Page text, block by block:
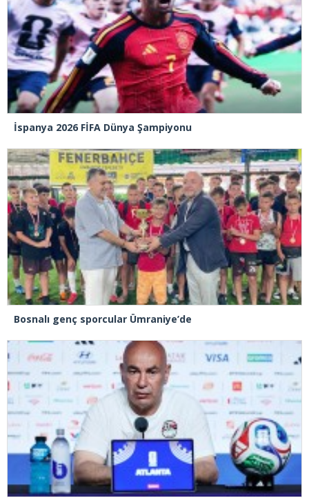
İspanya 2026 FİFA Dünya Şampiyonu
Bosnalı genç sporcular Ümraniye’de